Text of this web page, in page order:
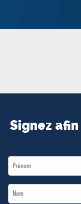
Signez
First
Name
Last